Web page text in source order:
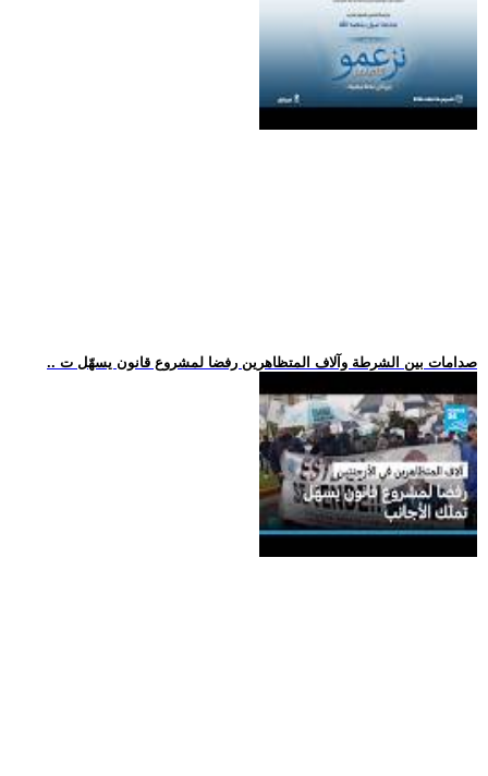
.. صدامات بين الشرطة وآلاف المتظاهرين رفضا لمشروع قانون يسهّل ت